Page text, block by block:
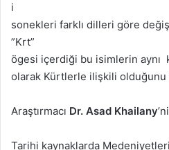
i
sonekleri farklı dilleri göre
”Krt”
ögesi içerdiği bu isimlerin
olarak Kürtlerle ilişkili olduğunu
Araştırmacı Dr. Asad Khailany
Tarihi kaynaklarda